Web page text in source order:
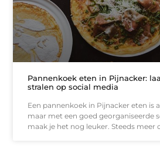
Pannenkoek eten in Pijnacker:
stralen op social media
Een pannenkoek in Pijnacker eten is
maar met een goed georganiseerde
maak je het nog leuker. Steeds meer